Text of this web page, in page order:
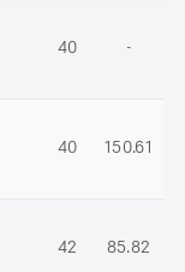
40 -
40 150.61
42 85.82